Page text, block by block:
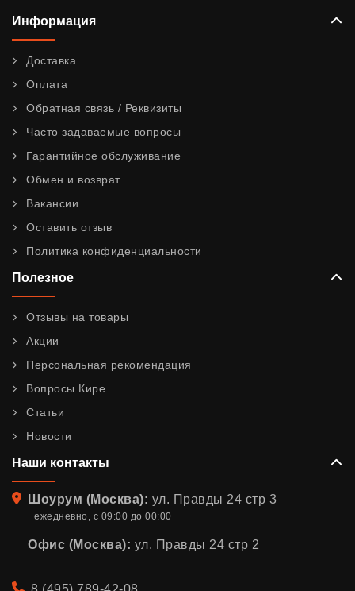
Информация
Доставка
Оплата
Обратная связь / Реквизиты
Часто задаваемые вопросы
Гарантийное обслуживание
Обмен и возврат
Вакансии
Оставить отзыв
Политика конфиденциальности
Полезное
Отзывы на товары
Акции
Персональная рекомендация
Вопросы Кире
Статьи
Новости
Наши контакты
Адрес
Шоурум (Москва): ул. Правды 24 стр 3
ежедневно, с 09:00 до 00:00
Офис (Москва): ул. Правды 24 стр 2